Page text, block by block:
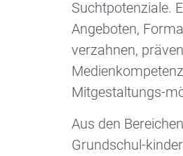
Suchtpotenziale.
Angeboten,
verzahnen,
Mitgestaltungs-
Aus den
Grundschul-